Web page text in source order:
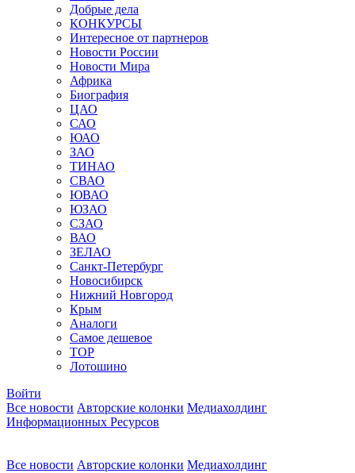
Добрые дела
КОНКУРСЫ
Интересное от партнеров
Новости России
Новости Мира
Африка
Биография
ЦАО
САО
ЮАО
ЗАО
ТИНАО
СВАО
ЮВАО
ЮЗАО
СЗАО
ВАО
ЗЕЛАО
Санкт-Петербург
Новосибирск
Нижний Новгород
Крым
Аналоги
Самое дешевое
TOP
Лотошино
Войти
Все новости Авторские колонки Медиахолдинг
Информационных Ресурсов
Все новости Авторские колонки Медиахолдинг